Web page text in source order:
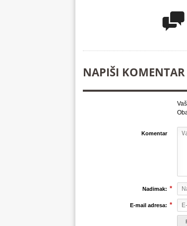

NAPIŠI KOMENTAR
Komentar
Nadimak: *
E-mail adresa: *